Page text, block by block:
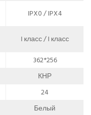
IPX0 / IPX4
I класс / I класс
362*256
КНР
24
Белый